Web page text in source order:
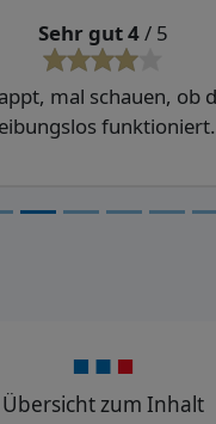
Sehr gut 4/ 5
mal schauen, ob
funktioniert.
Übersicht zum Inhalt